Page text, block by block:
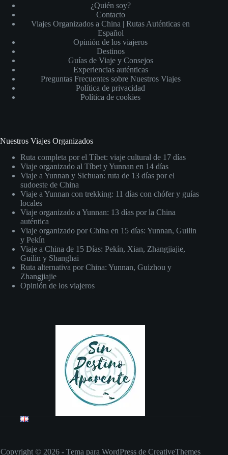
¿Quién soy?
Contacto
Viajes Organizados a China | Rutas Auténticas en
Español
Opinión de los viajeros
Destinos
Guías de Viaje y Consejos
Experiencias auténticas
Preguntas Frecuentes sobre Nuestros Viajes
Política de privacidad
Política de cookies
Nuestros Viajes Organizados
Ruta completa por el Tíbet: viaje cultural de 17 días
Viaje organizado al Tíbet y Yunnan en 14 días
Viaje a Yunnan y Sichuan: ruta de 13 días por el
sudoeste de China
Viaje a Yunnan con trekking: 11 días con chófer y guías
locales
Viaje organizado a Yunnan: 13 días por la China
auténtica
Viaje organizado por China en 15 días: Yunnan, Guilin
y Pekín
Viaje a China de 15 Días: Pekín, Xian, Zhangjiajie,
Guilin y Shanghai
Ruta alternativa por China: Yunnan, Guizhou y
Zhangjiajie
Opinión de los viajeros
Copyright © 2026 - Tema para WordPress de CreativeThemes